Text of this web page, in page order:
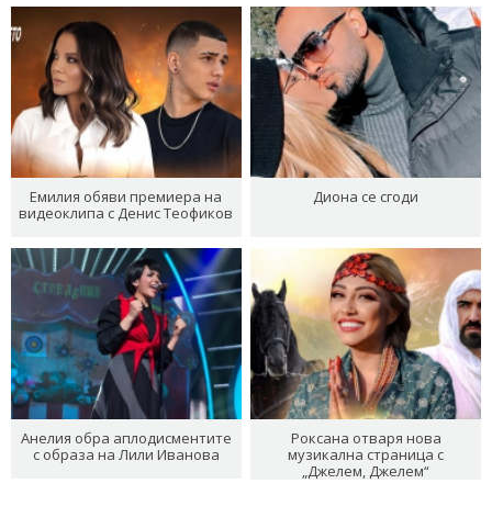
Емилия обяви премиера на
видеоклипа с Денис Теофиков
Диона се сгоди
Анелия обра аплодисментите
с образа на Лили Иванова
Роксана отваря нова
музикална страница с
„Джелем, Джелем“